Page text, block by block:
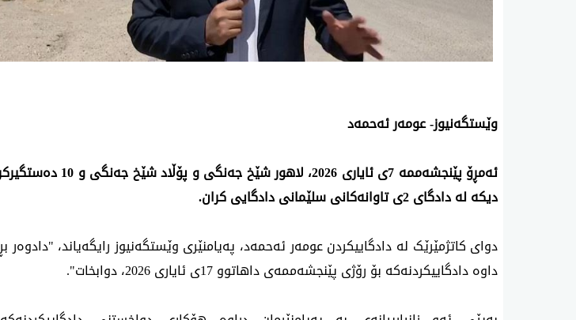
وێستگەنیوز- عومەر ئەحمەد
دیکە لە دادگای 2ی تاوانەکانی سلێمانی دادگایی کران.
داوە دادگاییکردنەکە بۆ رۆژی پێنجشەممەی داهاتوو 17ی ئایاری 2026، دوابخات".